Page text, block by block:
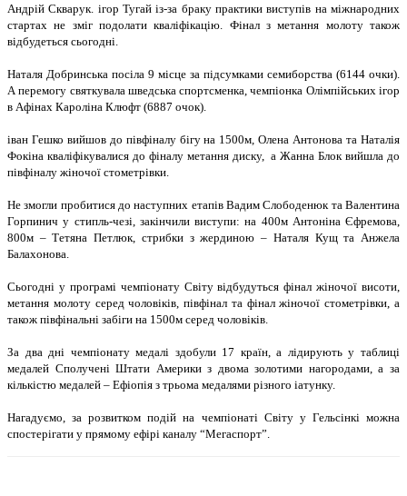
Андрiй Скварук. iгор Тугай iз-за браку практики виступiв на мiжнародних
стартах не змiг подолати квалiфiкацiю. Фiнал з метання молоту також
вiдбудеться сьогоднi.
Наталя Добринська посiла 9 мiсце за пiдсумками семиборства (6144 очки).
А перемогу святкувала шведська спортсменка, чемпiонка Олiмпiйських iгор
в Афiнах Каролiна Клюфт (6887 очок).
iван Гешко вийшов до пiвфiналу бiгу на 1500м, Олена Антонова та Наталiя
Фокiна квалiфiкувалися до фiналу метання диску, а Жанна Блок вийшла до
пiвфiналу жiночої стометрiвки.
Не змогли пробитися до наступних етапiв Вадим Слободенюк та Валентина
Горпинич у стипль-чезi, закiнчили виступи: на 400м Антонiна Єфремова,
800м – Тетяна Петлюк, стрибки з жердиною – Наталя Кущ та Анжела
Балахонова.
Сьогоднi у програмi чемпiонату Свiту вiдбудуться фiнал жiночої висоти,
метання молоту серед чоловiкiв, пiвфiнал та фiнал жiночої стометрiвки, а
також пiвфiнальнi забiги на 1500м серед чоловiкiв.
За два днi чемпiонату медалi здобули 17 країн, а лiдирують у таблицi
медалей Сполученi Штати Америки з двома золотими нагородами, а за
кiлькiстю медалей – Ефiопiя з трьома медалями рiзного iатунку.
Нагадуємо, за розвитком подiй на чемпiонатi Свiту у Гельсiнкi можна
спостерiгати у прямому ефiрi каналу “Мегаспорт”.